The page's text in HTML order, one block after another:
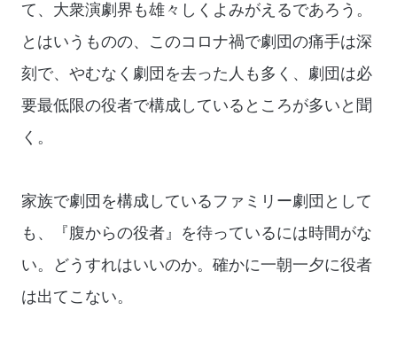
て、大衆演劇界も雄々しくよみがえるであろう。
とはいうものの、このコロナ禍で劇団の痛手は深
刻で、やむなく劇団を去った人も多く、劇団は必
要最低限の役者で構成しているところが多いと聞
く。
家族で劇団を構成しているファミリー劇団として
も、『腹からの役者』を待っているには時間がな
い。どうすれはいいのか。確かに一朝一夕に役者
は出てこない。